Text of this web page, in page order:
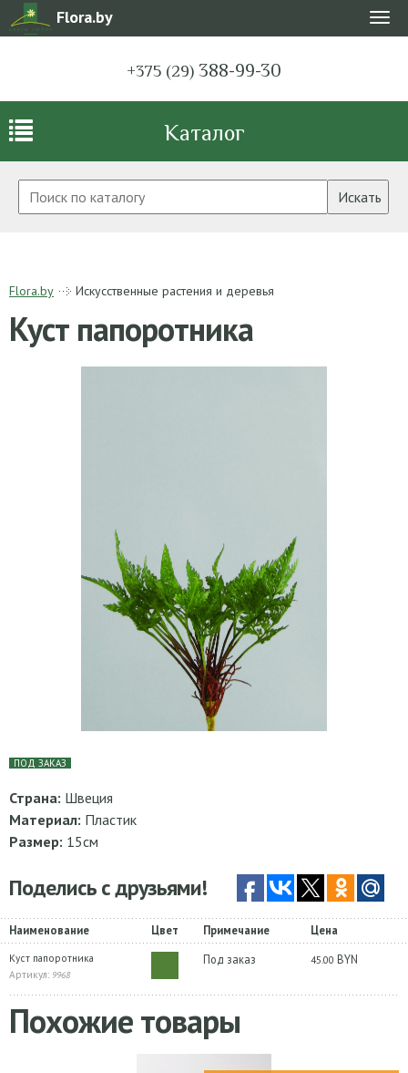
Flora.by
+375 (29) 388-99-30
Каталог
Искать
Flora.by Искусственные растения и деревья
Куст папоротника
ПОД ЗАКАЗ
Страна: Швеция
Материал: Пластик
Размер: 15см
Поделись с друзьями!
Наименование Цвет Примечание Цена
Куст папоротника
Артикул: 9968
Под заказ 45.00 BYN
Похожие товары